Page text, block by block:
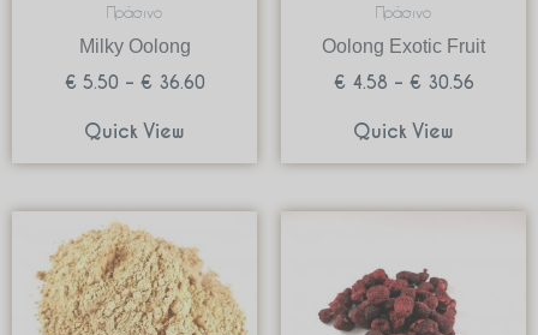
Πράσινο
Milky Oolong
€ 5.50 – € 36.60
Quick View
Πράσινο
Oolong Exotic Fruit
€ 4.58 – € 30.56
Quick View
€ 1.95
through
€ 38.90